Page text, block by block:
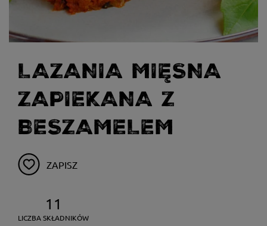
LAZANIA MIĘSNA
ZAPIEKANA Z
BESZAMELEM
ZAPISZ
11
LICZBA SKŁADNIKÓW